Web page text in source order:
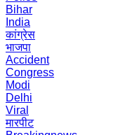
Bihar
India
कांग्रेस
भाजपा
Accident
Congress
Modi
Delhi
Viral
मारपीट